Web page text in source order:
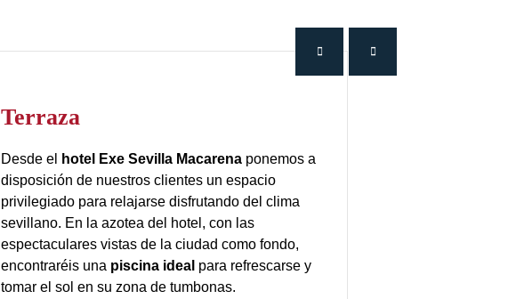
Terraza
Desde el hotel Exe Sevilla Macarena ponemos a
disposición de nuestros clientes un espacio
privilegiado para relajarse disfrutando del clima
sevillano. En la azotea del hotel, con las
espectaculares vistas de la ciudad como fondo,
encontraréis una piscina ideal para refrescarse y
tomar el sol en su zona de tumbonas.